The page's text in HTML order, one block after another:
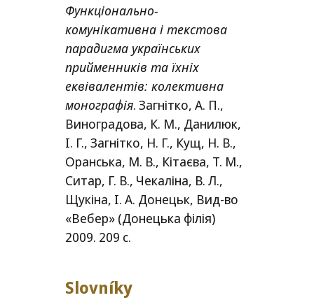
Функціонально-
комунікативна і текстова
парадигма українських
прийменників та їхніх
еквівалентів: колективна
монографія. Загнітко, А. П.,
Виноградова, К. М., Данилюк,
І. Г., Загнітко, Н. Г., Кущ, Н. В.,
Оранська, М. В., Кітаєва, Т. М.,
Ситар, Г. В., Чекаліна, В. Л.,
Щукіна, І. А. Донецьк, Вид-во
«Вебер» (Донецька філія)
2009. 209 c.
Slovníky